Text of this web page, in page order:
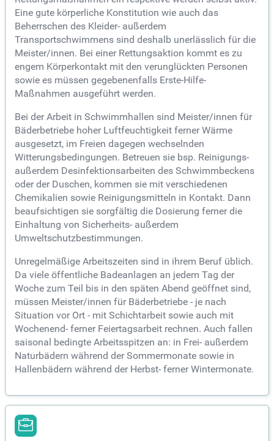
Eine gute körperliche Konstitution wie auch das
Beherrschen des Kleider- außerdem
Transportschwimmens sind deshalb unerlässlich für die
Meister/innen. Bei einer Rettungsaktion kommt es zu
engem Körperkontakt mit den verunglückten Personen
sowie es müssen gegebenenfalls Erste-Hilfe-
Maßnahmen ausgeführt werden.
Bei der Arbeit in Schwimmhallen sind Meister/innen für
Bäderbetriebe hoher Luftfeuchtigkeit ferner Wärme
ausgesetzt, im Freien dagegen wechselnden
Witterungsbedingungen. Betreuen sie bsp. Reinigungs-
außerdem Desinfektionsarbeiten des Schwimmbeckens
oder der Duschen, kommen sie mit verschiedenen
Chemikalien sowie Reinigungsmitteln in Kontakt. Dann
beaufsichtigen sie sorgfältig die Dosierung ferner die
Einhaltung von Sicherheits- außerdem
Umweltschutzbestimmungen.
Unregelmäßige Arbeitszeiten sind in ihrem Beruf üblich.
Da viele öffentliche Badeanlagen an jedem Tag der
Woche zum Teil bis in den späten Abend geöffnet sind,
müssen Meister/innen für Bäderbetriebe - je nach
Situation vor Ort - mit Schichtarbeit sowie auch mit
Wochenend- ferner Feiertagsarbeit rechnen. Auch fallen
saisonal bedingte Arbeitsspitzen an: in Frei- außerdem
Naturbädern während der Sommermonate sowie in
Hallenbädern während der Herbst- ferner Wintermonate.